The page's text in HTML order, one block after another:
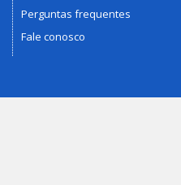
Perguntas frequentes
Fale conosco